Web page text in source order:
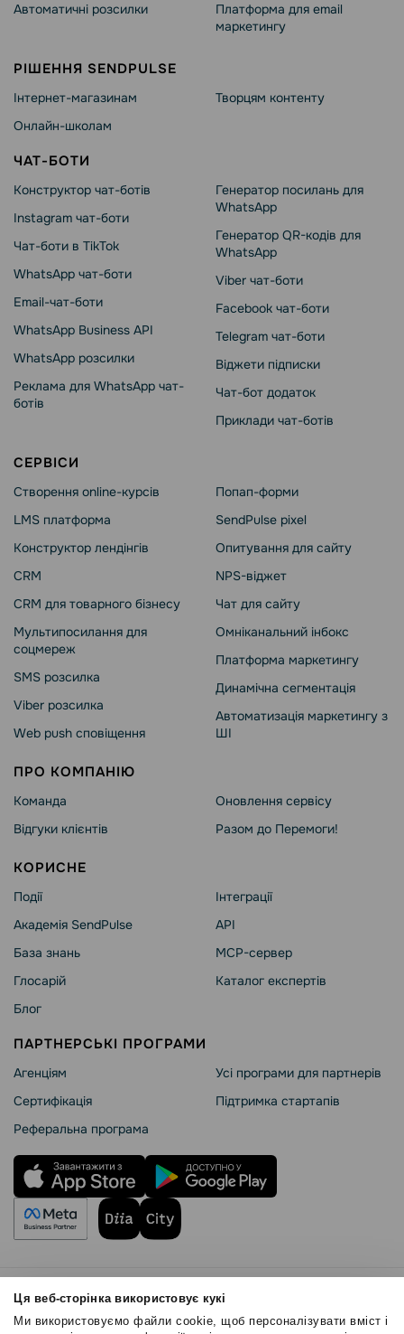
Ця веб-сторінка використовує кукі
Ми використовуємо файли cookie, щоб персоналізувати вміст і
Автоматичні розсилки
Платформа для email
маркетингу
РІШЕННЯ SENDPULSE
Інтернет-магазинам
Онлайн-школам
Творцям контенту
ЧАТ-БОТИ
Конструктор чат-ботів
Instagram чат-боти
Чат-боти в TikTok
WhatsApp чат-боти
Email-чат-боти
WhatsApp Business API
WhatsApp розсилки
Реклама для WhatsApp чат-
ботів
Генератор посилань для
WhatsApp
Генератор QR-кодів для
WhatsApp
Viber чат-боти
Facebook чат-боти
Telegram чат-боти
Віджети підписки
Чат-бот додаток
Приклади чат-ботів
СЕРВІСИ
Створення online-курсів
LMS платформа
Конструктор лендінгів
CRM
CRM для товарного бізнесу
Мультипосилання для
соцмереж
SMS розсилка
Viber розсилка
Web push сповіщення
Попап-форми
SendPulse pixel
Опитування для сайту
NPS-віджет
Чат для сайту
Омніканальний інбокс
Платформа маркетингу
Динамічна сегментація
Автоматизація маркетингу з
ШІ
ПРО КОМПАНІЮ
Команда
Відгуки клієнтів
Оновлення сервісу
Разом до Перемоги!
КОРИСНЕ
Події
Академія SendPulse
База знань
Глосарій
Блог
Інтеграції
API
MCP-сервер
Каталог експертів
ПАРТНЕРСЬКІ ПРОГРАМИ
Агенціям
Сертифікація
Реферальна програма
Усі програми для партнерів
Підтримка стартапів
Правила користування
Політика Cookies